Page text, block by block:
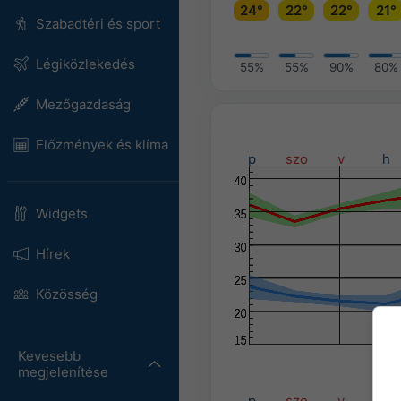
Szabadtéri és sport
Légiközlekedés
Mezőgazdaság
Előzmények és klíma
Widgets
Hírek
Közösség
Kevesebb
megjelenítése
24°
22° 22° 21°
55% 55% 90% 80%
p
szo v h